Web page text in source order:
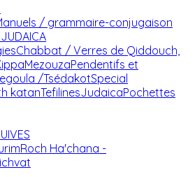
/ grammaire-conjugaison
Chabbat / Verres de Qiddouch,
MezouzaPendentifs et
/TsédakotSpecial
katanTefilinesJudaicaPochettes
Roch Ha'chana -